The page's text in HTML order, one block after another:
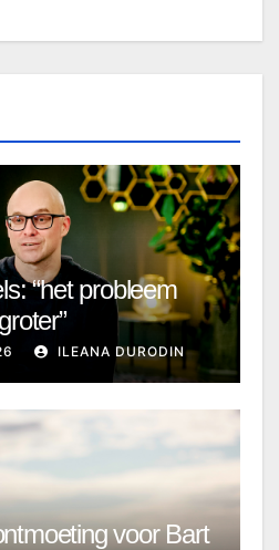
“het probleem
ILEANA DURODIN
voor Bart